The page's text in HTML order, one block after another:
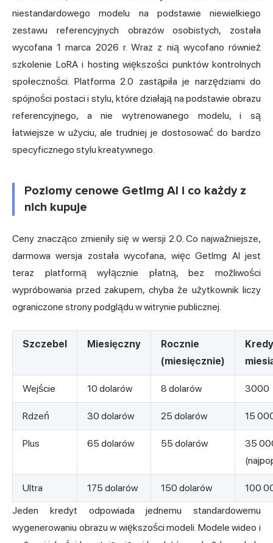
niestandardowego modelu na podstawie niewielkiego
zestawu referencyjnych obrazów osobistych, została
wycofana 1 marca 2026 r. Wraz z nią wycofano również
szkolenie LoRA i hosting większości punktów kontrolnych
społeczności. Platforma 2.0 zastąpiła je narzędziami do
spójności postaci i stylu, które działają na podstawie obrazu
referencyjnego, a nie wytrenowanego modelu, i są
łatwiejsze w użyciu, ale trudniej je dostosować do bardzo
specyficznego stylu kreatywnego.
Poziomy cenowe GetImg AI i co każdy z
nich kupuje
Ceny znacząco zmieniły się w wersji 2.0. Co najważniejsze,
darmowa wersja została wycofana, więc GetImg AI jest
teraz platformą wyłącznie płatną, bez możliwości
wypróbowania przed zakupem, chyba że użytkownik liczy
ograniczone strony podglądu w witrynie publicznej.
Szczebel Miesięczny
Rocznie
(miesięcznie)
Wejście 10 dolarów 8 dolarów 3000
Rdzeń 30 dolarów 25 dolarów 15
Plus 65 dolarów 55 dolarów
35
Ultra 175 dolarów 150 dolarów
100
Jeden kredyt odpowiada jednemu standardowemu
wygenerowaniu obrazu w większości modeli. Modele wideo i